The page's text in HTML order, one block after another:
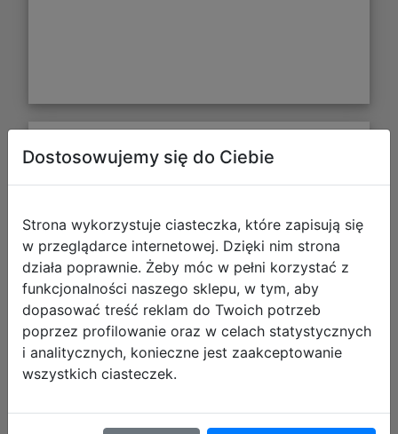
Funko POP TV: One Piece S1 - Usopp
72,99 zł
Dostosowujemy się do Ciebie
Strona wykorzystuje ciasteczka, które zapisują się
w przeglądarce internetowej. Dzięki nim strona
działa poprawnie. Żeby móc w pełni korzystać z
funkcjonalności naszego sklepu, w tym, aby
dopasować treść reklam do Twoich potrzeb
poprzez profilowanie oraz w celach statystycznych
i analitycznych, konieczne jest zaakceptowanie
wszystkich ciasteczek.